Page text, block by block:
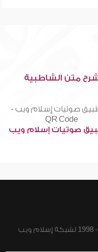
متن الشاطبية
صوتيات إسلام ويب